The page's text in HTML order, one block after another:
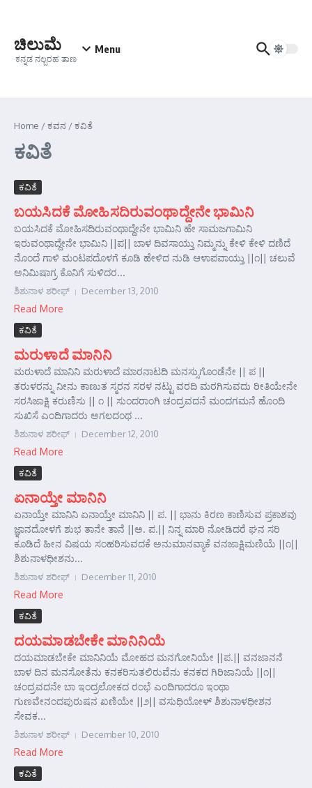
ಚಿಲುಮೆ
ಕನ್ನಡ ನಲ್ಬರಹ ತಾಣ
Menu
Home /ಕವನ /ಕವಿತೆ
ಕವಿತೆ
ಕವಿತೆ
ಬಯಸಿದಕೆ ಮೋಹಿಸದಿರುವಂಥಾದ್ದೇನೇ ಭಾಮಿನಿ
ಬಯಸಿದಕೆ ಮೋಹಿಸದಿರುವಂಥಾದ್ದೇನೇ ಭಾಮಿನಿ ಹೇ ಸಾಮಜಗಾಮಿನಿ
ಇರುವಂಥಾದ್ದೇನೇ ಭಾಮಿನಿ ||ಪ|| ಬಾಳ ದಿವಸಾಯ್ತು ನಿಮ್ಮನ್ನು ಕೇಳಿ ಕೇಳಿ ದಣಿದೆ
ನೊಂದೆ ಗಾಳಿ ಮಂಟಪದೊಳಗೆ ಕೂಡಿ ಹೇಳಿದ ನುಡಿ ಆಳಾಪವಾಯ್ತು ||೧|| ಚಲುವೆ
ಅನಿಮಿಷಾಗ್ರ ಕೊನಿಗೆ ಸುಳಿದರ...
ಶಿಶುನಾಳ ಶರೀಫ್ December 13, 2010
Read More
ಕವಿತೆ
ಮರುಳಾದೆ ಮಾನಿನಿ
ಮರುಳಾದೆ ಮಾನಿನಿ ಮರುಳಾದೆ ಮಾರನಾಟದಿ ಮನಸ್ಸುಗೊಂಡೆನೇ || ಪ ||
ತರುಳರನ್ನು ನೀನು ಕಾಣುತ ಸ್ಮರನ ಸರಳ ನಟ್ಟು ವರದಿ ಮರಗಿಸುವದು ರೀತಿಯೇನೇ
ಸರಸಿಜಾಕ್ಷಿ ಕರುಣಿಸು || ೧ || ಸುಂದರಾಂಗಿ ಚಂದ್ರವದನೆ ಮಂದಗಮನೆ ಹೊಂದಿ
ಸುಖಿಸೆ ಎಂದಿಗಾದರು ಅಗಲದಂಥ ...
ಶಿಶುನಾಳ ಶರೀಫ್ December 12, 2010
Read More
ಕವಿತೆ
ಏನಾಯ್ತೇ ಮಾನಿನಿ
ಏನಾಯ್ತೇ ಮಾನಿನಿ ಏನಾಯ್ತೇ ಮಾನಿನಿ || ಪ. || ಭಾನು ಕಿರಣ ಕಾಣಿಸುವ ಪ್ರಕಾಶವು
ಜ್ಞಾನದೋಳಗೆ ಶುಭ ತಾನೇ ತಾನೆ ||ಅ. ಪ.|| ನಿನ್ನ ಮಾರಿ ನೋಡಿದರೆ ಘನ ಸರಿ
ಕೂಡಿದೆ ಹೀನ ವಿಷಯ ಸಂಹರಿಸುವದಕೆ ಅನುಮಾನವ್ಯಾಕೆ ವನಜಾಕ್ಷಿಮಣಿಯೆ ||೧||
ಶಿಶುನಾಳಧೀಶನು...
ಶಿಶುನಾಳ ಶರೀಫ್ December 11, 2010
Read More
ಕವಿತೆ
ದಯಮಾಡಬೇಕೇ ಮಾನಿನಿಯೆ
ದಯಮಾಡಬೇಕೇ ಮಾನಿನಿಯೆ ಮೋಹದ ಮನಗೋನಿಯೇ ||ಪ.|| ವನಜಾನನೆ
ಬಾಳ ದಿನ ಮನಸೋತೆನು ಕನಕರಿಸುತಲಿರುವೆನು ಕನಕದ ಗಿರಿಜಾನಿಯೆ ||೧||
ಚಂದ್ರವದನೇ ಬಾ ಇಂದ್ರಲೋಕದ ರಂಭೆ ಎಂದಿಗಾದರೂ ಇಂಥಾ
ಗುಣವೇನಂದಪುರುಷನ ಖಣಿಯೇ ||೨|| ವಸುಧಿಯೋಳ್ ಶಿಶುನಾಳಧೀಶನ
ಸೇವಕ...
ಶಿಶುನಾಳ ಶರೀಫ್ December 10, 2010
Read More
ಕವಿತೆ